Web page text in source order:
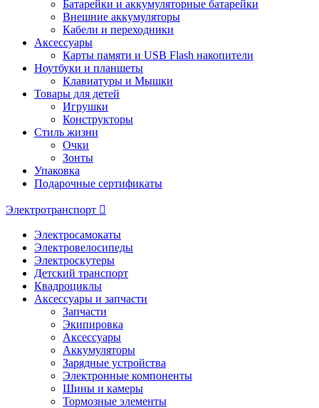
Батарейки и аккумуляторные батарейки
Внешние аккумуляторы
Кабели и переходники
Аксессуары
Карты памяти и USB Flash накопители
Ноутбуки и планшеты
Клавиатуры и Мышки
Товары для детей
Игрушки
Конструкторы
Стиль жизни
Очки
Зонты
Упаковка
Подарочные сертификаты
Электротранспорт
Электросамокаты
Электровелосипеды
Электроскутеры
Детский транспорт
Квадроциклы
Аксессуары и запчасти
Запчасти
Экипировка
Аксессуары
Аккумуляторы
Зарядные устройства
Электронные компоненты
Шины и камеры
Тормозные элементы